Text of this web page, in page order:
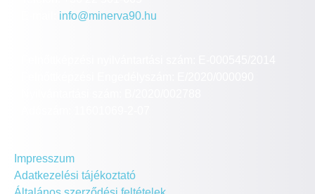
info@minerva90.hu
Impresszum
Adatkezelési tájékoztató